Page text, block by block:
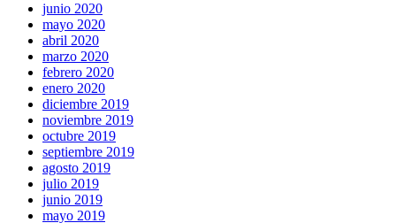
junio 2020
mayo 2020
abril 2020
marzo 2020
febrero 2020
enero 2020
diciembre 2019
noviembre 2019
octubre 2019
septiembre 2019
agosto 2019
julio 2019
junio 2019
mayo 2019